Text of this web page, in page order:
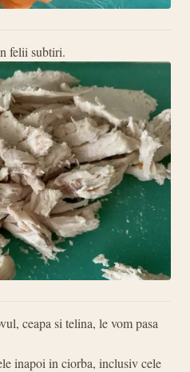
felii subtiri.
ceapa si telina, le vom pasa
inapoi in ciorba, inclusiv cele